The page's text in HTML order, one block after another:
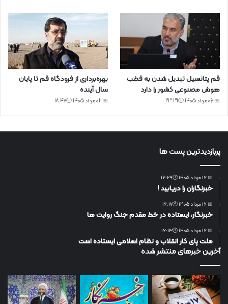
قم پتانسیل تبدیل شدن به قطب
هوش مصنوعی کشور را دارد
📅 06 مرداد 1405 🕙23:31
بهره‌برداری از فرودگاه قم تا پایان
سال آینده
📅 02 مرداد 1405 🕙18:47
پربازدیدترین پست ها
📅 16 مرداد 1405 🕙16:29
خبرنگاران را دریابید !
📅 16 مرداد 1405 🕙16:17
خبرنگار، ایستاده در خط مقدم جنگ روایت ها
📅 16 مرداد 1405 🕙16:13
ملت پای کار انقلاب و نظام اسلامی ایستاده است
آخرین خبرهای منتشر شده